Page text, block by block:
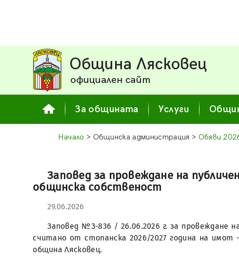
Община Лясковец
официален сайт
За общината Услуги
Начало > Общинска администрация > Обяви
Заповед за провеждане на
общинска собственост
29.06.2026
Заповед №З-836 / 26.06.2026 г. за провеждане
считано от стопанска 2026/2027 година на имот
община Лясковец.